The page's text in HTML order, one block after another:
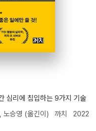
심리에 침입하는 9가지 기술
노승영 (옮긴이) 까치
2022